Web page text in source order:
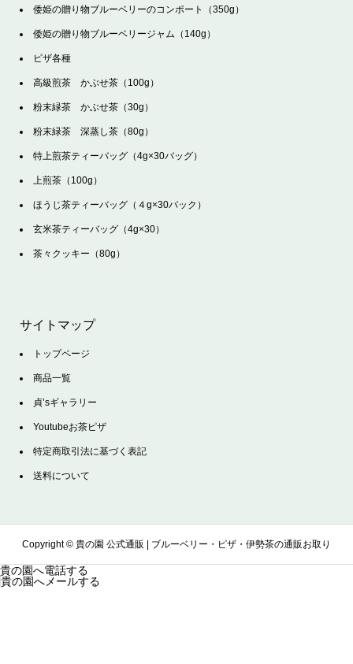
倭姫の贈り物ブルーベリーのコンポート（350g）
倭姫の贈り物ブルーベリージャム（140g）
ピザ各種
高級煎茶 かぶせ茶（100g）
粉末緑茶 かぶせ茶（30g）
粉末緑茶 深蒸し茶（80g）
特上煎茶ティーバッグ（4g×30バッグ）
上煎茶（100g）
ほうじ茶ティーバッグ（４g×30バック）
玄米茶ティーバッグ（4g×30）
茶々クッキー（80g）
サイトマップ
トップページ
商品一覧
貞’sギャラリー
Youtubeお茶ピザ
特定商取引法に基づく表記
送料について
Copyright © 貴の園 公式通販 | ブルーベリー・ピザ・伊勢茶の通販お取り
貴の園へ電話する
貴の園へメールする